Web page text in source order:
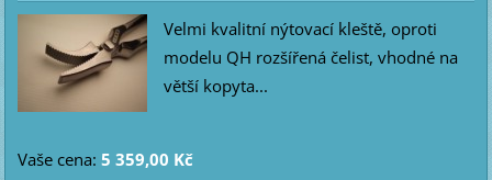
Velmi kvalitní nýtovací kleště, oproti
modelu QH rozšířená čelist, vhodné na
větší kopyta...
Vaše cena: 5 359,00 Kč